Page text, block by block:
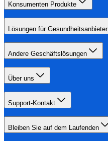
Konsumenten Produkte
Lösungen für Gesundheitsanbieter
Andere Geschäftslösungen
Über uns
Support-Kontakt
Bleiben Sie auf dem Laufenden